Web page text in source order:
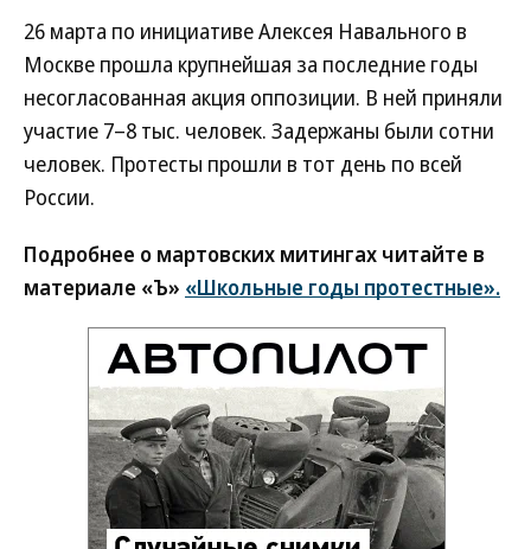
26 марта по инициативе Алексея Навального в
Москве прошла крупнейшая за последние годы
несогласованная акция оппозиции. В ней приняли
участие 7–8 тыс. человек. Задержаны были сотни
человек. Протесты прошли в тот день по всей
России.
Подробнее о мартовских митингах читайте в
материале «Ъ» «Школьные годы протестные».